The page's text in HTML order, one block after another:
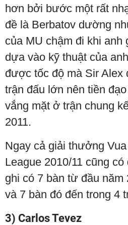
hơn bởi bước một rất
đề là Berbatov dường
của MU chậm đi khi anh
dựa vào kỹ thuật của
được tốc độ mà Sir Alex
trận đấu lớn nên tiền
vắng mặt ở trận chung
2011.
Ngay cả giải thưởng
League 2010/11 cũng
ghi có 7 bàn từ đầu năm
và 7 bàn đó đến trong 4
3) Carlos Tevez